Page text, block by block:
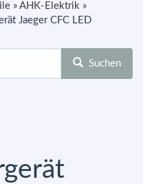
» AHK-Elektrik »
Jaeger CFC LED
Suchen